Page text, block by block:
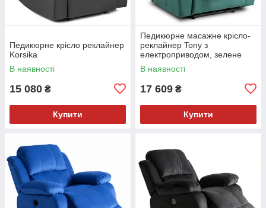
Педикюрне крісло реклайнер
Korsika
В наявності
15 080 ₴
Купити
Педикюрне масажне крісло-
реклайнер Tony з
електроприводом, зелене
В наявності
17 609 ₴
Купити